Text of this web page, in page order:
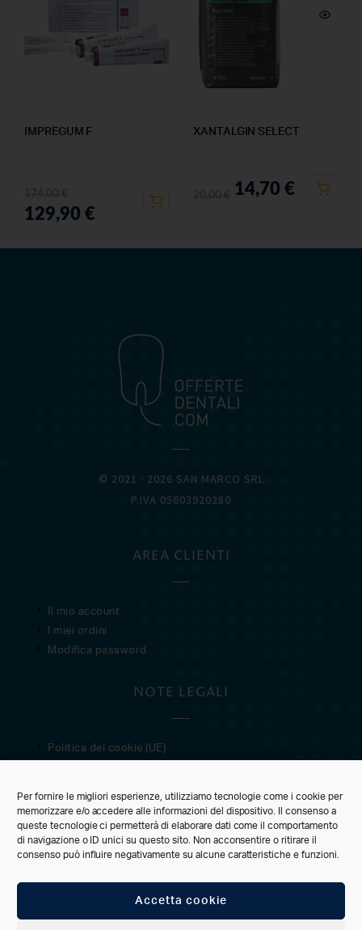
Per fornire le migliori esperienze, utilizziamo tecnologie come i cookie per
memorizzare e/o accedere alle informazioni del dispositivo. Il consenso a
queste tecnologie ci permetterà di elaborare dati come il comportamento
di navigazione o ID unici su questo sito. Non acconsentire o ritirare il
consenso può influire negativamente su alcune caratteristiche e funzioni.
Accetta cookie
IMPREGUM F
129,90 €
XANTALGIN SELECT
14,70 €
© 2021 · 2026 SAN MARCO SRL
P.IVA 05603920280
AREA CLIENTI
Il mio account
I miei ordini
Modifica password
NOTE LEGALI
Politica dei cookie (UE)
CUSTOMER CARE